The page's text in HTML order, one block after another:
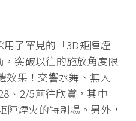
了罕見的「3D矩陣煙
突破以往的施放角度限
效果！交響水舞、無人
、2/5前往欣賞，其中
煙火的特別場。另外，